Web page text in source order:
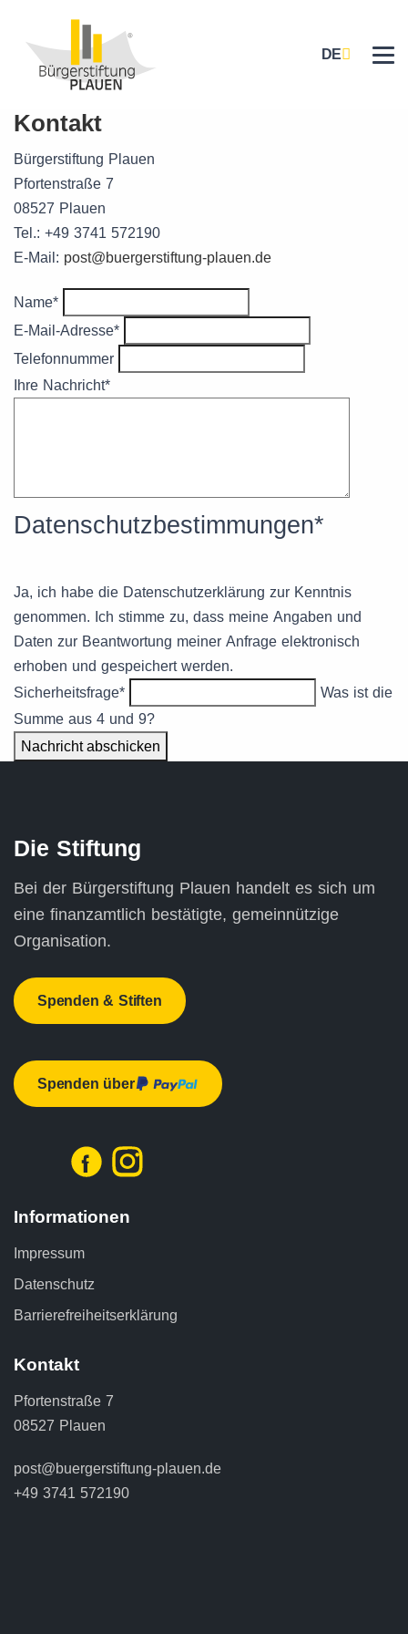
DE
Kontakt
Bürgerstiftung Plauen
Pfortenstraße 7
08527 Plauen
Tel.: +49 3741 572190
E-Mail: post@buergerstiftung-plauen.de
Name*
E-Mail-Adresse*
Telefonnummer
Ihre Nachricht*
Datenschutzbestimmungen*
Ja, ich habe die Datenschutzerklärung zur Kenntnis
genommen. Ich stimme zu, dass meine Angaben und
Daten zur Beantwortung meiner Anfrage elektronisch
erhoben und gespeichert werden.
Sicherheitsfrage*
Was ist die
Summe aus 4 und 9?
Nachricht abschicken
Die Stiftung
Bei der Bürgerstiftung Plauen handelt es sich um
eine finanzamtlich bestätigte, gemeinnützige
Organisation.
Spenden & Stiften
Spenden über
Informationen
Impressum
Datenschutz
Barrierefreiheitserklärung
Kontakt
Pfortenstraße 7
08527 Plauen
post@buergerstiftung-plauen.de
+49 3741 572190